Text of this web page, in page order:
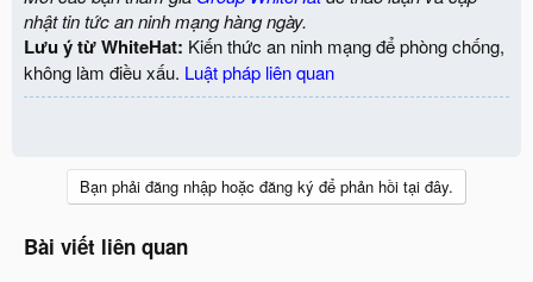
nhật tin tức an ninh mạng hàng ngày.
Lưu ý từ WhiteHat: Kiến thức an ninh mạng để phòng chống,
không làm điều xấu. Luật pháp liên quan
Bạn phải đăng nhập hoặc đăng ký để phản hồi tại đây.
Bài viết liên quan